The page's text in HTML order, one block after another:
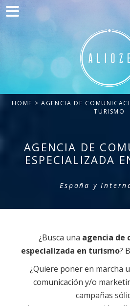
Home
Desarrollo web
Adquisición de tráfico
Clientes
Contacto
HOME > AGENCIA DE
TURISMO
AGENCIA DE
ESPECIALIZADA
España y
¿Busca una agencia de
especializada en turismo?
¿Quiere poner en marcha
comunicación y/o
campañas